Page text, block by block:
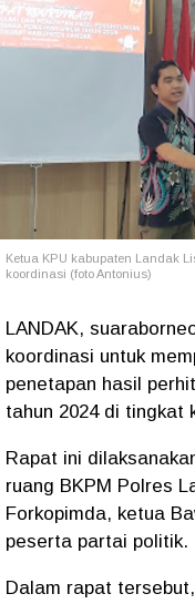
Ketua KPU kabupaten Landak
koordinasi (foto Antonius)
LANDAK,
koordinasi untuk
penetapan hasil
tahun 2024 di tingkat
Rapat ini
ruang BKPM Polres
Forkopimda, ketua
peserta partai politik.
Dalam rapat